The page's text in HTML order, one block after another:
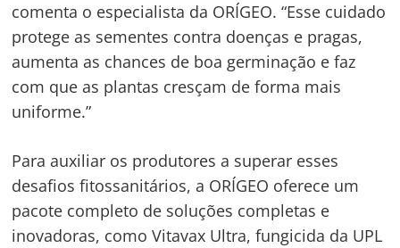
comenta o especialista da ORÍGEO. “Esse cuidado
protege as sementes contra doenças e pragas,
aumenta as chances de boa germinação e faz
com que as plantas cresçam de forma mais
uniforme.”
Para auxiliar os produtores a superar esses
desafios fitossanitários, a ORÍGEO oferece um
pacote completo de soluções completas e
inovadoras, como Vitavax Ultra, fungicida da UPL